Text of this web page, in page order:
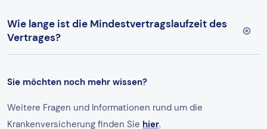
Wie lange ist die Mindestvertragslaufzeit des
Vertrages?
Sie möchten noch mehr wissen?
Weitere Fragen und Informationen rund um die
Krankenversicherung finden Sie hier.